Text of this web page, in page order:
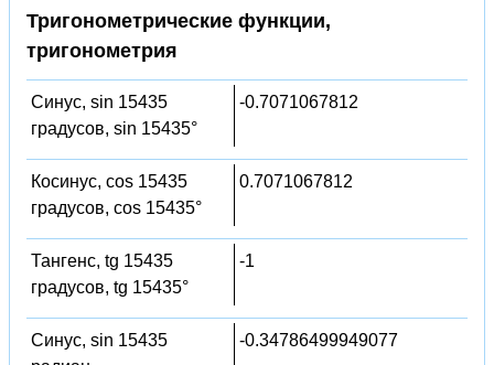
Тригонометрические функции,
тригонометрия
Синус, sin 15435
градусов, sin 15435°
-0.7071067812
Косинус, cos 15435
градусов, cos 15435°
0.7071067812
Тангенс, tg 15435
градусов, tg 15435°
-1
Синус, sin 15435
-0.34786499949077